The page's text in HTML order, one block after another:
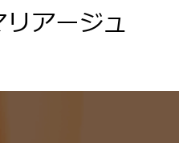
アージュ